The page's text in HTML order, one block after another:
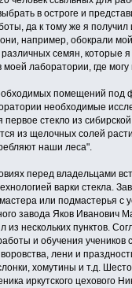
в остроге и
да к тому же я
например, обокрали
семян,
лаборатории, где
помещений под
необходимые
стекло из
из щелочных солей
наши леса".
перед владельцами
варки стекла.
или под­мастерья
завода Яков
из нескольких пунктов.
и обучения
лени и
хомутины и т.д.
иркутского